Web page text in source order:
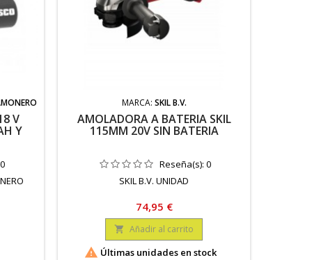
V
Y
0
MARCA: SKIL B.V.
AMOLADORA A BATERIA SKIL
115MM 20V SIN BATERIA
Reseña(s): 0
SKIL B.V. UNIDAD
Precio
74,95 €
 Añadir al carrito
 Últimas unidades en stock